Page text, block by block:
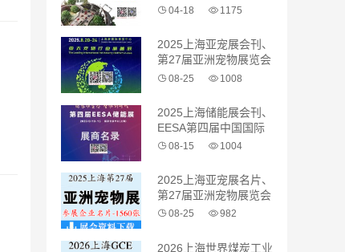
配 汽车零部件
04-18 1175
2025上海亚宠展会刊、
第27届亚洲宠物展览会
参展商名录
08-25 1008
2025上海储能展会刊、
EESA第四届中国国际
储能展览会参展商名录
08-15 1004
2025上海亚宠展名片、
第27届亚洲宠物展览会
企业名片【1560张】
08-25 982
2026上海世界煤炭工业